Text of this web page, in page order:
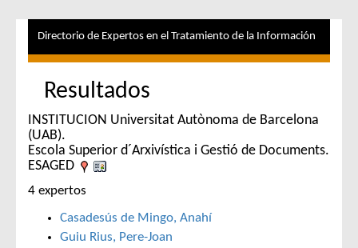
Directorio de Expertos en el Tratamiento de la Información
Resultados
INSTITUCION Universitat Autònoma de Barcelona
(UAB).
Escola Superior d´Arxivística i Gestió de Documents.
ESAGED
4 expertos
Casadesús de Mingo, Anahí
Guiu Rius, Pere-Joan